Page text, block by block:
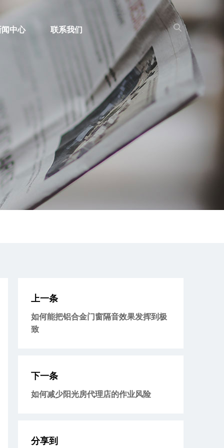
中心 联系我们
上一条
如何能把铝合金门窗隔音效果发挥到极
致
下一条
如何减少阳光房代理店的作业风险
分享到